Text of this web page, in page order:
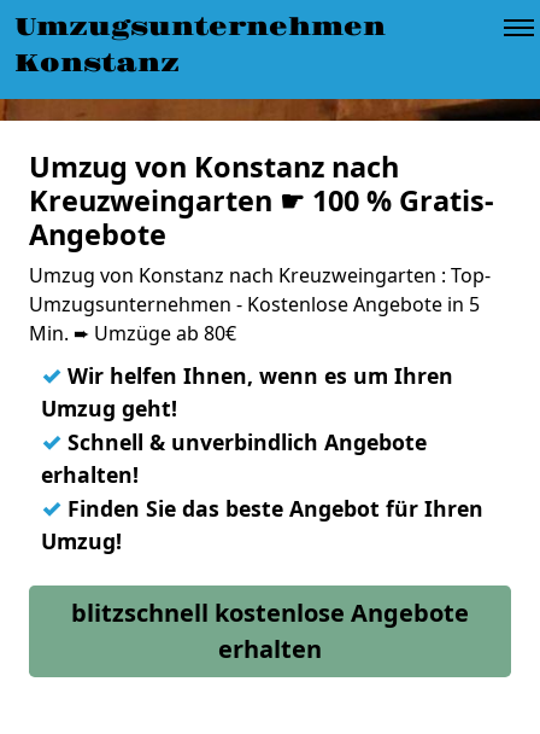
Umzugsunternehmen
Konstanz
Umzug von Konstanz nach
Kreuzweingarten ☛ 100 % Gratis-
Angebote
Umzug von Konstanz nach Kreuzweingarten : Top-
Umzugsunternehmen - Kostenlose Angebote in 5
Min. ➨ Umzüge ab 80€
✓ Wir helfen Ihnen, wenn es um Ihren
Umzug geht!
✓ Schnell & unverbindlich Angebote
erhalten!
✓ Finden Sie das beste Angebot für Ihren
Umzug!
blitzschnell kostenlose Angebote
erhalten